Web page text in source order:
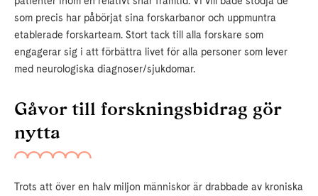
som precis har påbörjat sina forskarbanor och uppmuntra
etablerade forskarteam. Stort tack till alla forskare som
engagerar sig i att förbättra livet för alla personer som lever
med neurologiska diagnoser/sjukdomar.
Gåvor till forskningsbidrag gör
nytta
Trots att över en halv miljon människor är drabbade av kroniska